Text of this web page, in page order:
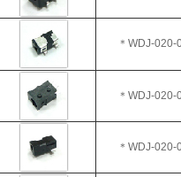
＊WDJ-020-
＊WDJ-020-
＊WDJ-020-